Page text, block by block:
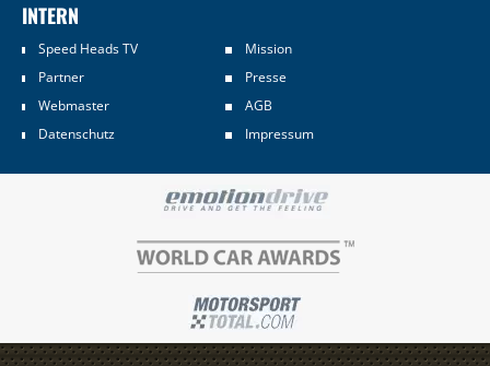
INTERN
Speed Heads TV
Mission
Partner
Presse
Webmaster
AGB
Datenschutz
Impressum